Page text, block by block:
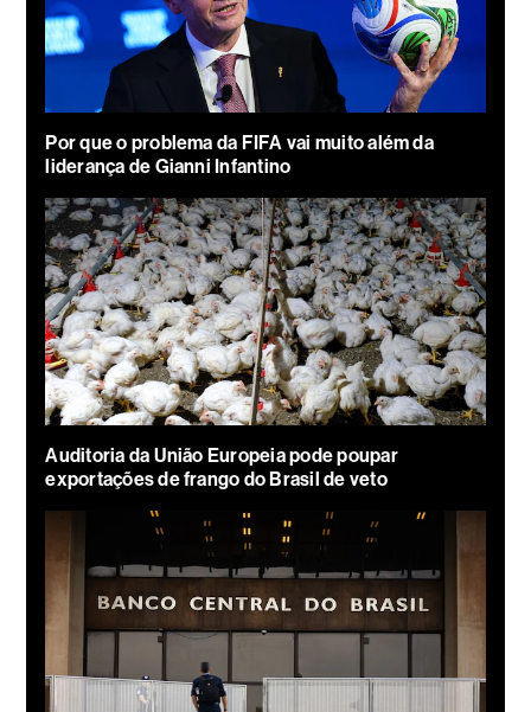
Por que o problema da FIFA vai muito além da
liderança de Gianni Infantino
Auditoria da União Europeia pode poupar
exportações de frango do Brasil de veto